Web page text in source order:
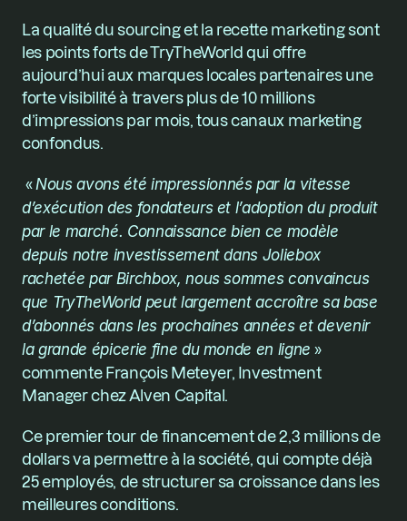
La qualité du sourcing et la recette marketing sont
les points forts de TryTheWorld qui offre
aujourd’hui aux marques locales partenaires une
forte visibilité à travers plus de 10 millions
d’impressions par mois, tous canaux marketing
confondus.
« Nous avons été impressionnés par la vitesse
d’exécution des fondateurs et l’adoption du produit
par le marché. Connaissance bien ce modèle
depuis notre investissement dans Joliebox
rachetée par Birchbox, nous sommes convaincus
que TryTheWorld peut largement accroître sa base
d’abonnés dans les prochaines années et devenir
la grande épicerie fine du monde en ligne »
commente François Meteyer, Investment
Manager chez Alven Capital.
Ce premier tour de financement de 2,3 millions de
dollars va permettre à la société, qui compte déjà
25 employés, de structurer sa croissance dans les
meilleures conditions.